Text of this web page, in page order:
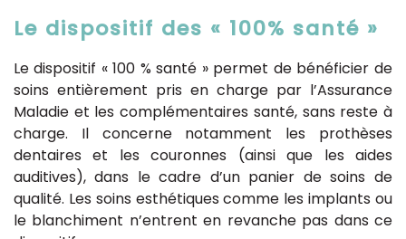
Le dispositif des « 100% santé »
Le dispositif « 100 % santé » permet de bénéficier de
soins entièrement pris en charge par l’Assurance
Maladie et les complémentaires santé, sans reste à
charge. Il concerne notamment les prothèses
dentaires et les couronnes (ainsi que les aides
auditives), dans le cadre d’un panier de soins de
qualité. Les soins esthétiques comme les implants ou
le blanchiment n’entrent en revanche pas dans ce